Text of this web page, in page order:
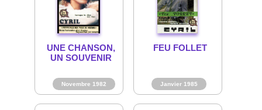
Novembre 1982
UNE CHANSON,
UN SOUVENIR
Janvier 1985
FEU FOLLET